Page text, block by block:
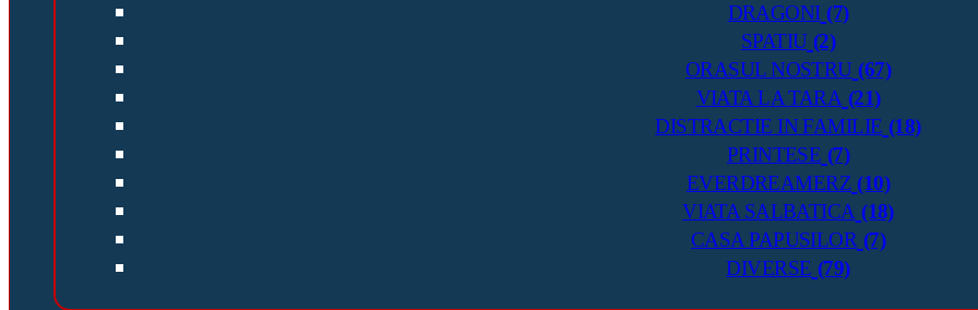
DRAGONI (7)
SPATIU (2)
ORASUL NOSTRU (67)
VIATA LA TARA (21)
DISTRACTIE IN FAMILIE (18)
PRINTESE (7)
EVERDREAMERZ (10)
VIATA SALBATICA (18)
CASA PAPUSILOR (7)
DIVERSE (79)